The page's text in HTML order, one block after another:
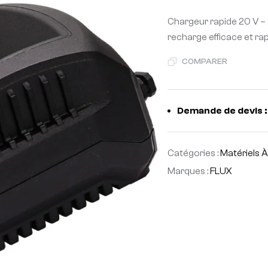
Chargeur rapide 20 V
recharge efficace et
COMPARER
Demande de devis
Catégories :Matériels
Marques :FLUX